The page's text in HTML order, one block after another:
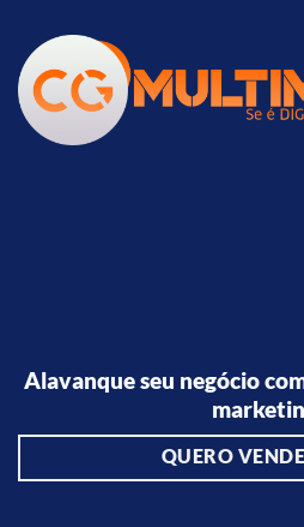
Alavanque seu negócio
QUERO